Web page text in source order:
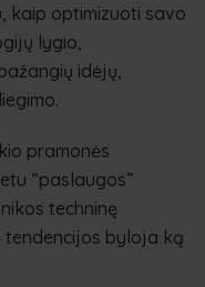
kaip optimizuoti savo
lygio,
idėjų,
pramonės
“paslaugos”
techninę
tendencijos byloja ką